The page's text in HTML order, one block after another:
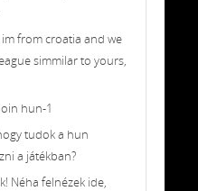
im from croatia and we
simmilar to yours,
hun-1
tudok a hun
a játékban?
Néha felnézek ide,